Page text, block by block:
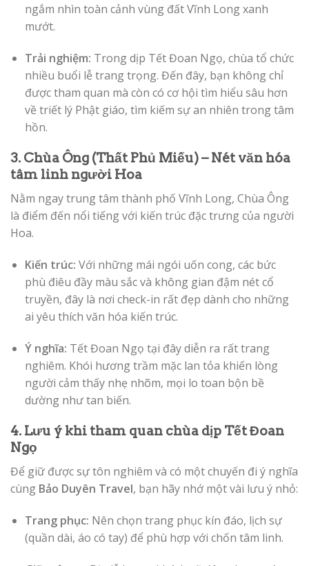
ngắm nhìn toàn cảnh vùng đất Vĩnh Long xanh
mướt.
Trải nghiệm: Trong dịp Tết Đoan Ngọ, chùa tổ chức
nhiều buổi lễ trang trọng. Đến đây, bạn không chỉ
được tham quan mà còn có cơ hội tìm hiểu sâu hơn
về triết lý Phật giáo, tìm kiếm sự an nhiên trong tâm
hồn.
3. Chùa Ông (Thất Phủ Miếu) – Nét văn hóa
tâm linh người Hoa
Nằm ngay trung tâm thành phố Vĩnh Long, Chùa Ông
là điểm đến nổi tiếng với kiến trúc đặc trưng của người
Hoa.
Kiến trúc: Với những mái ngói uốn cong, các bức
phù điêu đầy màu sắc và không gian đậm nét cổ
truyền, đây là nơi check-in rất đẹp dành cho những
ai yêu thích văn hóa kiến trúc.
Ý nghĩa: Tết Đoan Ngọ tại đây diễn ra rất trang
nghiêm. Khói hương trầm mặc lan tỏa khiến lòng
người cảm thấy nhẹ nhõm, mọi lo toan bộn bề
dường như tan biến.
4. Lưu ý khi tham quan chùa dịp Tết Đoan
Ngọ
Để giữ được sự tôn nghiêm và có một chuyến đi ý nghĩa
cùng Bảo Duyên Travel, bạn hãy nhớ một vài lưu ý nhỏ:
Trang phục: Nên chọn trang phục kín đáo, lịch sự
(quần dài, áo có tay) để phù hợp với chốn tâm linh.